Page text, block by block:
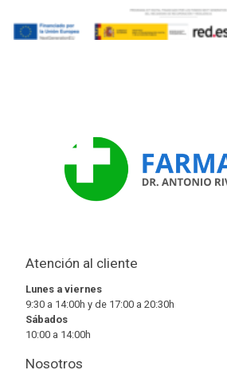
Atención al cliente
Lunes a viernes
9:30 a 14:00h y de 17:00 a 20:30h
Sábados
10:00 a 14:00h
Nosotros